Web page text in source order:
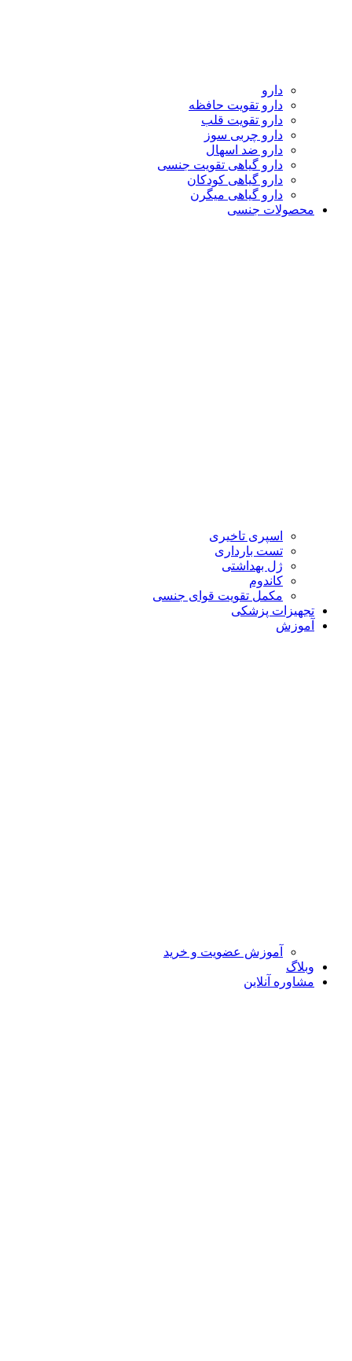
دارو
دارو تقویت حافظه
دارو تقویت قلب
دارو چربی سوز
دارو ضد اسهال
دارو گیاهی تقویت جنسی
دارو گیاهی کودکان
دارو گیاهی میگرن
محصولات جنسی
اسپری تاخیری
تست بارداری
ژل بهداشتی
کاندوم
مکمل تقویت قوای جنسی
تجهیزات پزشکی
آموزش
آموزش عضویت و خرید
وبلاگ
مشاوره آنلاین